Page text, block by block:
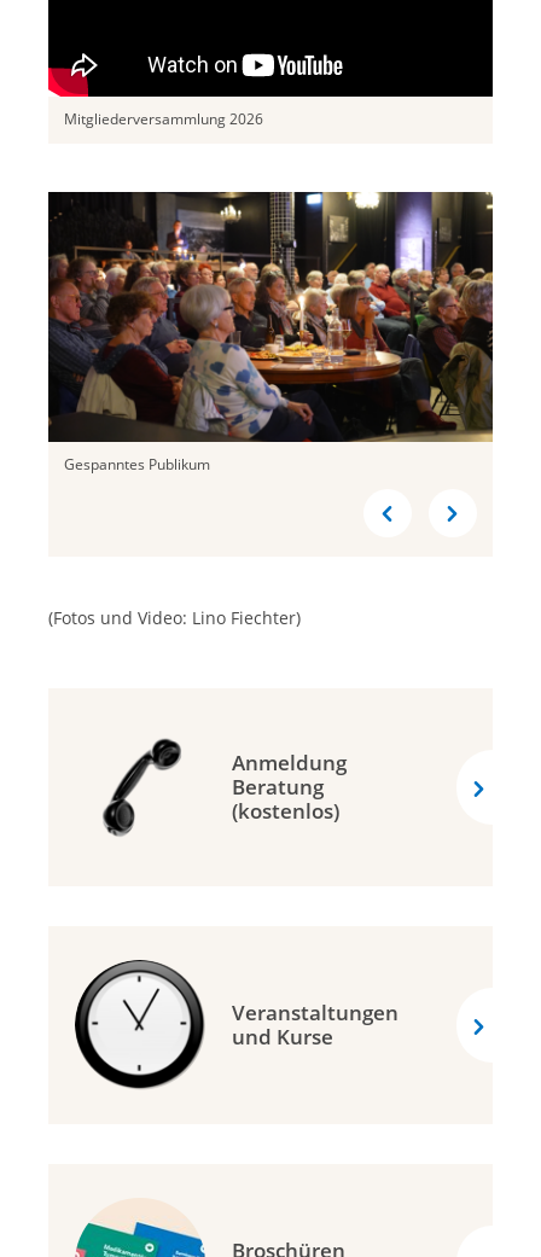
Mitgliederversammlung 2026
Gespanntes Publikum
(Fotos und Video: Lino Fiechter)
Anmeldung
Beratung
(kostenlos)
Veranstaltungen
und Kurse
Broschüren